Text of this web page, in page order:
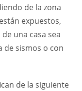
de la zona
expuestos,
una casa sea
de sismos o con
de la siguiente